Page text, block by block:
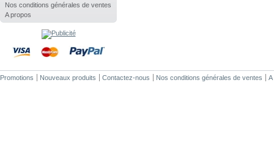
Nos conditions générales de ventes
A propos
Promotions Nouveaux produits Contactez-nous Nos conditions générales de ventes A